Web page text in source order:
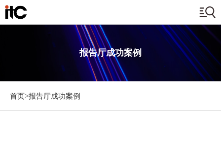
报告厅成功案例
首页>报告厅成功案例